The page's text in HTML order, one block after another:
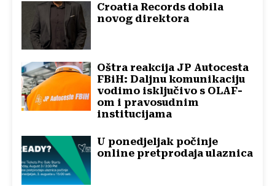
Croatia Records dobila
novog direktora
Oštra reakcija JP Autocesta
FBiH: Daljnu komunikaciju
vodimo isključivo s OLAF-
om i pravosudnim
institucijama
U ponedjeljak počinje
online pretprodaja ulaznica